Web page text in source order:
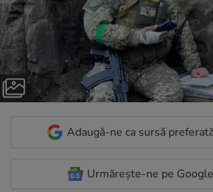
Adaugă-ne ca sursă
Urmărește-ne pe